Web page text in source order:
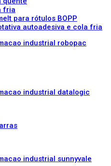
fria
para rótulos BOPP
autoadesiva e cola fria